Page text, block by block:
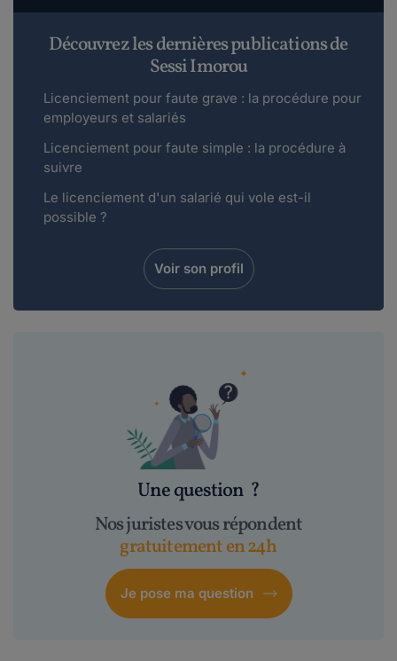
Découvrez les dernières publications de
Sessi Imorou
Licenciement pour faute grave : la procédure pour
employeurs et salariés
Licenciement pour faute simple : la procédure à
suivre
Le licenciement d'un salarié qui vole est-il
possible ?
Voir son profil
Une question ?
Nos juristes vous répondent
gratuitement en 24h
Je pose ma question